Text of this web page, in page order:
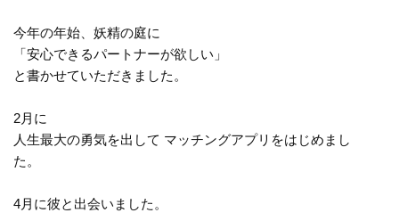
今年の年始、妖精の庭に
「安心できるパートナーが欲しい」
と書かせていただきました。
2月に
人生最大の勇気を出して マッチングアプリをはじめまし
た。
4月に彼と出会いました。